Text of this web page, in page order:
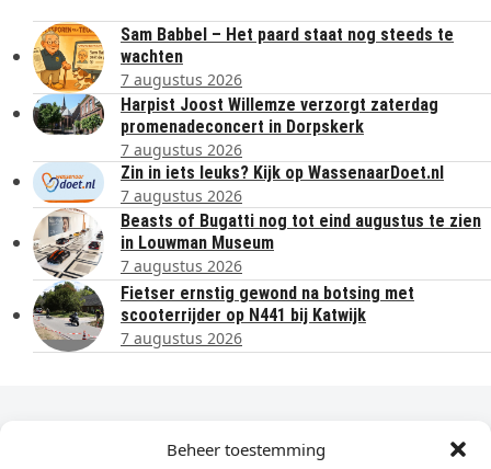
Beheer toestemming
Sam Babbel – Het paard staat nog steeds te
wachten
7 augustus 2026
Harpist Joost Willemze verzorgt zaterdag
promenadeconcert in Dorpskerk
7 augustus 2026
Zin in iets leuks? Kijk op WassenaarDoet.nl
7 augustus 2026
Beasts of Bugatti nog tot eind augustus te zien
in Louwman Museum
7 augustus 2026
Fietser ernstig gewond na botsing met
scooterrijder op N441 bij Katwijk
7 augustus 2026
Dagelijks het laatste nieuws in je e-mail?